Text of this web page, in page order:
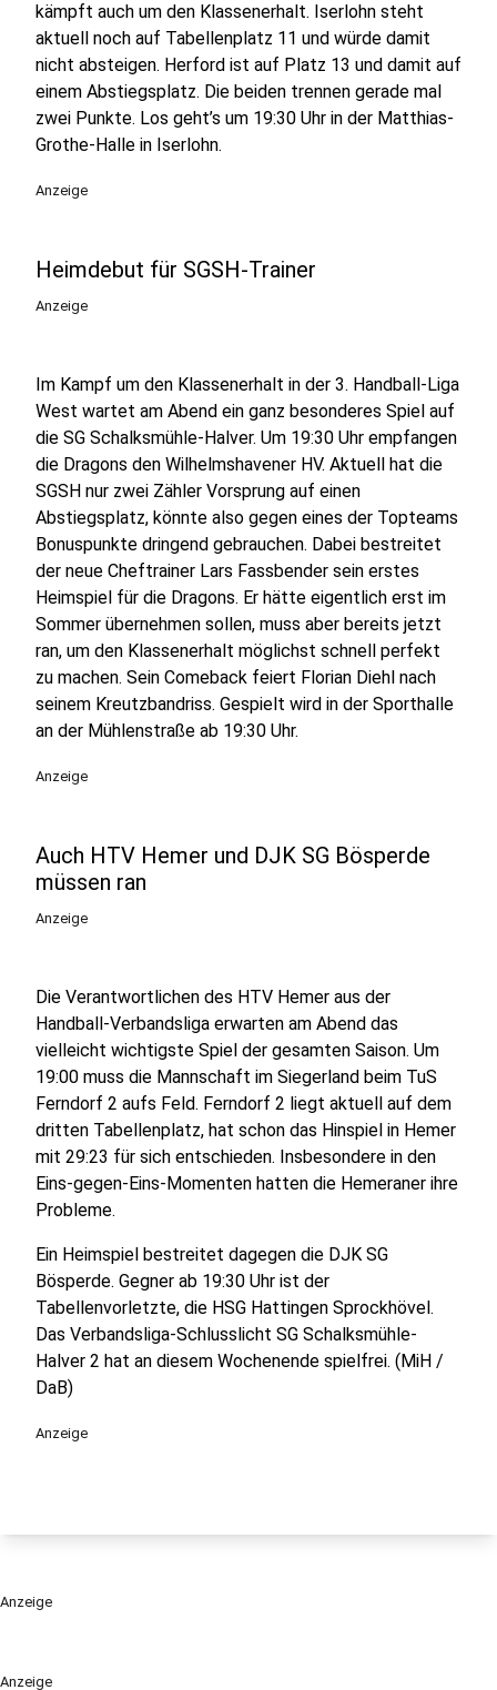
Anzeige
kämpft auch um den Klassenerhalt. Iserlohn steht
aktuell noch auf Tabellenplatz 11 und würde damit
nicht absteigen. Herford ist auf Platz 13 und damit auf
einem Abstiegsplatz. Die beiden trennen gerade mal
zwei Punkte. Los geht’s um 19:30 Uhr in der Matthias-
Grothe-Halle in Iserlohn.
Anzeige
Heimdebut für SGSH-Trainer
Anzeige
Im Kampf um den Klassenerhalt in der 3. Handball-Liga
West wartet am Abend ein ganz besonderes Spiel auf
die SG Schalksmühle-Halver. Um 19:30 Uhr empfangen
die Dragons den Wilhelmshavener HV. Aktuell hat die
SGSH nur zwei Zähler Vorsprung auf einen
Abstiegsplatz, könnte also gegen eines der Topteams
Bonuspunkte dringend gebrauchen. Dabei bestreitet
der neue Cheftrainer Lars Fassbender sein erstes
Heimspiel für die Dragons. Er hätte eigentlich erst im
Sommer übernehmen sollen, muss aber bereits jetzt
ran, um den Klassenerhalt möglichst schnell perfekt
zu machen. Sein Comeback feiert Florian Diehl nach
seinem Kreutzbandriss. Gespielt wird in der Sporthalle
an der Mühlenstraße ab 19:30 Uhr.
Anzeige
Auch HTV Hemer und DJK SG Bösperde
müssen ran
Anzeige
Die Verantwortlichen des HTV Hemer aus der
Handball-Verbandsliga erwarten am Abend das
vielleicht wichtigste Spiel der gesamten Saison. Um
19:00 muss die Mannschaft im Siegerland beim TuS
Ferndorf 2 aufs Feld. Ferndorf 2 liegt aktuell auf dem
dritten Tabellenplatz, hat schon das Hinspiel in Hemer
mit 29:23 für sich entschieden. Insbesondere in den
Eins-gegen-Eins-Momenten hatten die Hemeraner ihre
Probleme.
Ein Heimspiel bestreitet dagegen die DJK SG
Bösperde. Gegner ab 19:30 Uhr ist der
Tabellenvorletzte, die HSG Hattingen Sprockhövel.
Das Verbandsliga-Schlusslicht SG Schalksmühle-
Halver 2 hat an diesem Wochenende spielfrei. (MiH /
DaB)
Anzeige
Anzeige